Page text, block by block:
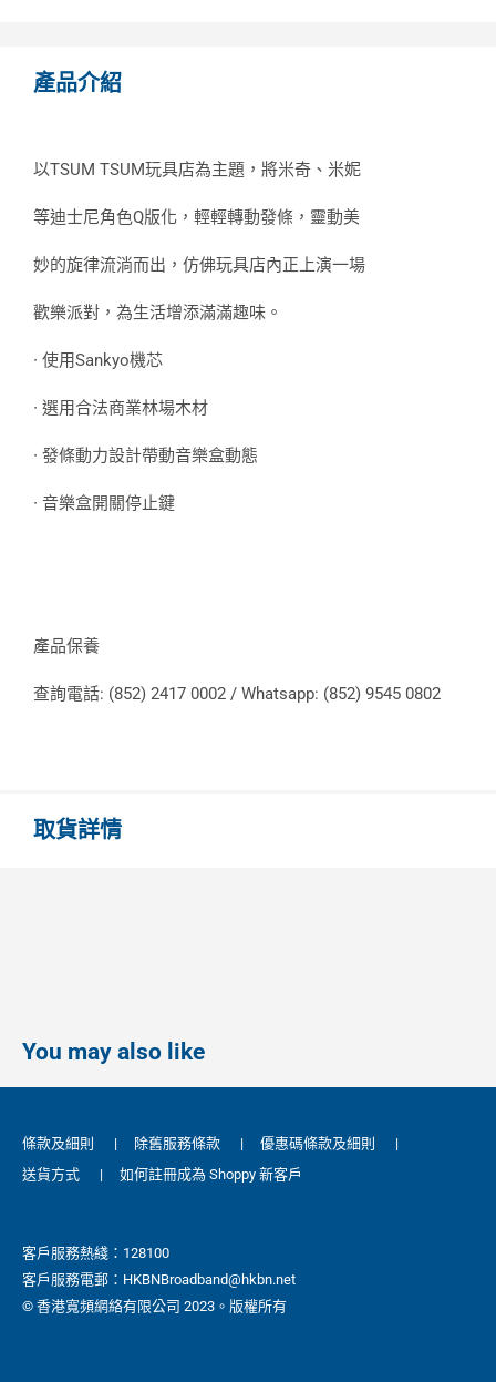
產品介紹
以TSUM TSUM玩具店為主題，將米奇、米妮
等迪士尼角色Q版化，輕輕轉動發條，靈動美
妙的旋律流淌而出，仿佛玩具店內正上演一場
歡樂派對，為生活增添滿滿趣味。
∙ 使用Sankyo機芯
∙ 選用合法商業林場木材
∙ 發條動力設計帶動音樂盒動態
∙ 音樂盒開關停止鍵
產品保養
查詢電話: (852) 2417 0002 / Whatsapp: (852) 9545 0802
取貨詳情
You may also like
條款及細則 | 除舊服務條款 | 優惠碼條款及細則
|
送貨方式
| 如何註冊成為 Shoppy 新客戶
客戶服務熱綫：128100
客戶服務電郵：HKBNBroadband@hkbn.net
© 香港寬頻網絡有限公司 2023。版權所有